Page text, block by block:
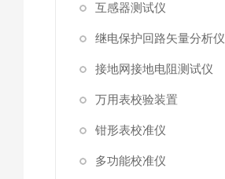
互感器测试仪
继电保护回路矢量分析仪
接地网接地电阻测试仪
万用表校验装置
钳形表校准仪
多功能校准仪